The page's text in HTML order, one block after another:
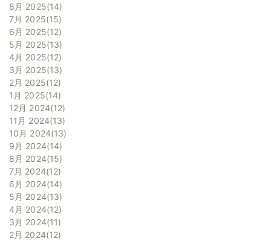
8月 2025 14
7月 2025 15
6月 2025 12
5月 2025 13
4月 2025 12
3月 2025 13
2月 2025 12
1月 2025 14
12月 2024 12
11月 2024 13
10月 2024 13
9月 2024 14
8月 2024 15
7月 2024 12
6月 2024 14
5月 2024 13
4月 2024 12
3月 2024 11
2月 2024 12